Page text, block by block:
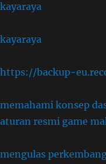
kayaraya
kayaraya
https://backup-
memahami konsep
aturan resmi game
mengulas